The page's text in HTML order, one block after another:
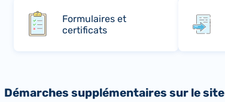
Formulaires et
certificats
Démarches supplémentaires sur le site